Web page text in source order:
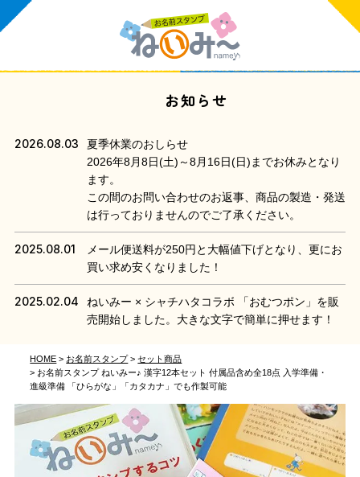
お知らせ
2026.08.03
夏季休業のおしらせ
2026年8月8日(土)～8月16日(日)までお休みとなり
ます。
この間のお問い合わせのお返事、商品の製造・発送
は行っておりませんのでご了承ください。
2025.08.01
メール便送料が250円と大幅値下げとなり、更にお
買い求め安くなりました！
2025.02.04
ねいみー × シャチハタコラボ 「おむつポン」を販
売開始しました。大きな文字で簡単に押せます！
HOME お名前スタンプ
セット商品
お名前スタンプ ねいみー♪ 漢字12本セット 付属品含め全18点 入学準備・
進級準備 「ひらがな」「カタカナ」でも作製可能